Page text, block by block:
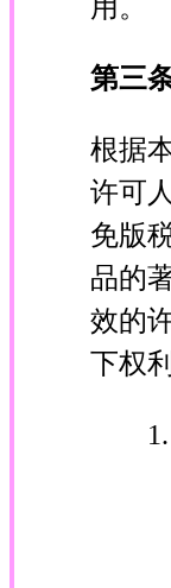
用。
第三
根据
许可
免版
品的
效的
下权